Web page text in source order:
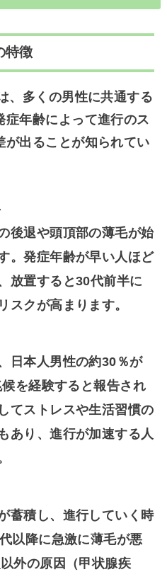
特徴
、多くの男性に共通する
年齢によって進行のス
が出ることが知られてい
後退や頭頂部の薄毛が始
。発症年齢が早い人ほど
放置すると30代前半に
スクが高まります。
日本人男性の約30％が
を経験すると報告され
てストレスや生活習慣の
あり、進行が加速する人
蓄積し、進行していく時
以降に急激に薄毛が悪
以外の原因（甲状腺疾